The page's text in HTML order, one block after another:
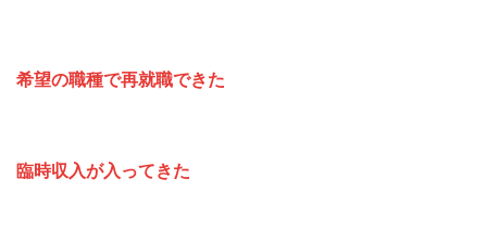
希望の職種で再就職できた
臨時収入が入ってきた